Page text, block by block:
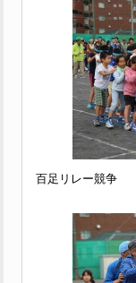
百足リレー競争